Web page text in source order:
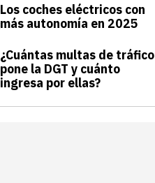
Los coches eléctricos con
más autonomía en 2025
¿Cuántas multas de tráfico
pone la DGT y cuánto
ingresa por ellas?